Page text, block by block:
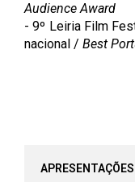
Audience Award
- 9º Leiria Film
nacional / Best
APRESENTAÇÕES